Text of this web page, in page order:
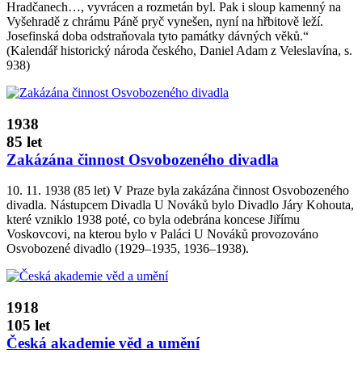
Hradčanech…, vyvrácen a rozmetán byl. Pak i sloup kamenný na
Vyšehradě z chrámu Páně pryč vynešen, nyní na hřbitově leží.
Josefinská doba odstraňovala tyto památky dávných věků.“
(Kalendář historický národa českého, Daniel Adam z Veleslavína, s.
938)
1938
85 let
Zakázána činnost Osvobozeného divadla
10. 11. 1938 (85 let) V Praze byla zakázána činnost Osvobozeného
divadla. Nástupcem Divadla U Nováků bylo Divadlo Járy Kohouta,
které vzniklo 1938 poté, co byla odebrána koncese Jiřímu
Voskovcovi, na kterou bylo v Paláci U Nováků provozováno
Osvobozené divadlo (1929–1935, 1936–1938).
1918
105 let
Česká akademie věd a umění